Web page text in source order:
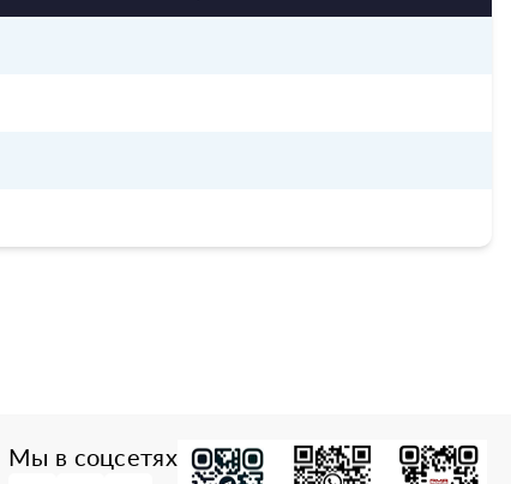
Мы в соцсетях